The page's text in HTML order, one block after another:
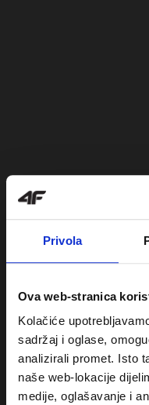
Privola
Ova web-stranica
Kolačiće
sadržaj i oglase,
analizirali promet. Isto
naše web-lokacije
medije, oglašavanje i